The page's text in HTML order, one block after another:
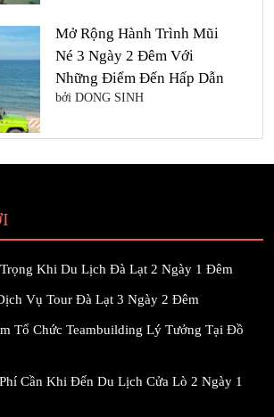
Mở Rộng Hành Trình Mũi
Né 3 Ngày 2 Đêm Với
Những Điểm Đến Hấp Dẫn
bởi DONG SINH
Khi Du Lịch Đà Lạt 2 Ngày 1 Đêm
Vụ Tour Đà Lạt 3 Ngày 2 Đêm
Tổ Chức Teambuilding Lý Tưởng Tại Đồ
Cần Khi Đến Du Lịch Cửa Lò 2 Ngày 1